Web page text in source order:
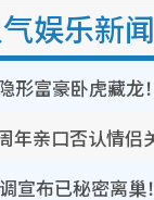
娱乐新闻